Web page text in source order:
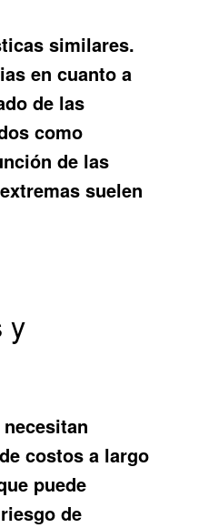
similares.
en cuanto a
de las
como
de las
suelen
y
costos a largo
puede
de